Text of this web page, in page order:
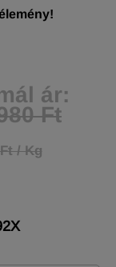
ár:
Ft
/ Kg